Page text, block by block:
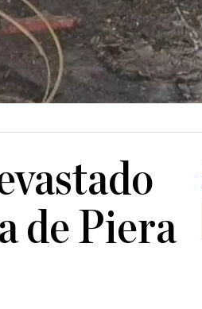
de Piera